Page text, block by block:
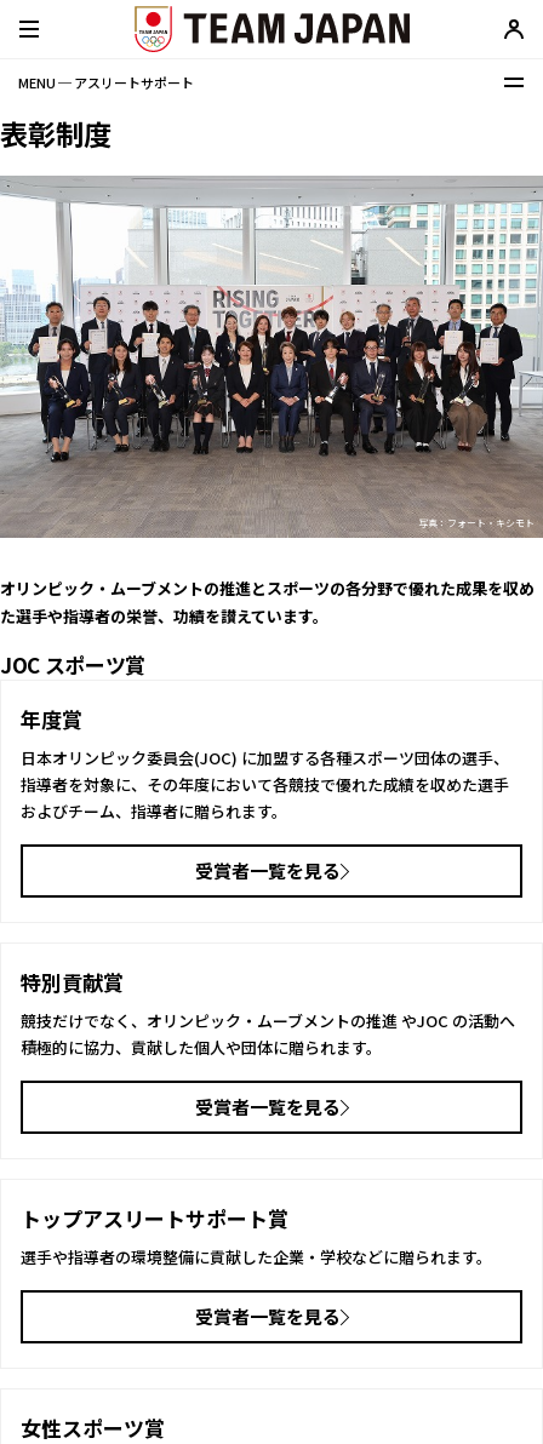
MENU ─ アスリートサポート
表彰制度
写真：フォート・キシモト
オリンピック・ムーブメントの推進とスポーツの各分野で優れた成果を収め
た選手や指導者の栄誉、功績を讃えています。
JOC スポーツ賞
年度賞
日本オリンピック委員会(JOC) に加盟する各種スポーツ団体の選手、
指導者を対象に、その年度において各競技で優れた成績を収めた選手
およびチーム、指導者に贈られます。
受賞者一覧を見る
特別貢献賞
競技だけでなく、オリンピック・ムーブメントの推進 やJOC の活動へ
積極的に協力、貢献した個人や団体に贈られます。
受賞者一覧を見る
トップアスリートサポート賞
選手や指導者の環境整備に貢献した企業・学校などに贈られます。
受賞者一覧を見る
女性スポーツ賞